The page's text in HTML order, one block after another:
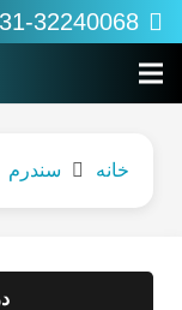
32240068
خانه سندرم